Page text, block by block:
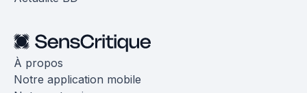
À propos
Notre application mobile